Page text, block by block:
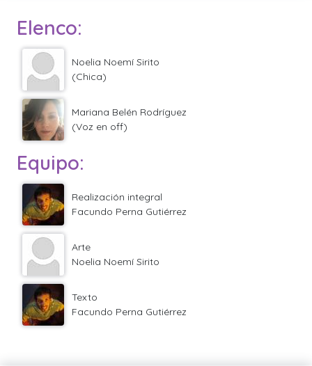
Elenco:
Noelia Noemí Sirito
(Chica)
Mariana Belén Rodríguez
(Voz en off)
Equipo:
Realización integral
Facundo Perna Gutiérrez
Arte
Noelia Noemí Sirito
Texto
Facundo Perna Gutiérrez